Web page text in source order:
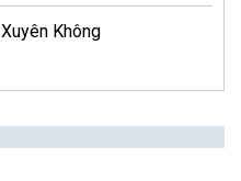
Xuyên Không